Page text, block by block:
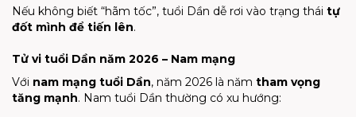
Nếu không biết “hãm tốc”, tuổi Dần dễ rơi vào trạng thái tự
đốt mình để tiến lên.
Tử vi tuổi Dần năm 2026 – Nam mạng
Với nam mạng tuổi Dần, năm 2026 là năm tham vọng
tăng mạnh. Nam tuổi Dần thường có xu hướng: